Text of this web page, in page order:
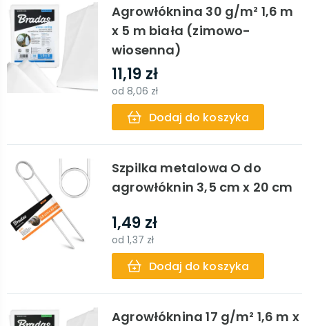
Agrowłóknina 30 g/m² 1,6 m
x 5 m biała (zimowo-
wiosenna)
11,19 zł
od8,06 zł
Dodaj do koszyka
Szpilka metalowa O do
agrowłóknin 3,5 cm x 20 cm
1,49 zł
od1,37 zł
Dodaj do koszyka
Agrowłóknina 17 g/m² 1,6 m x